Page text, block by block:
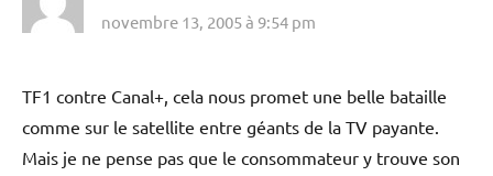
novembre 13, 2005 à 9:54 pm
TF1 contre Canal+, cela nous promet une belle bataille
comme sur le satellite entre géants de la TV payante.
Mais je ne pense pas que le consommateur y trouve son